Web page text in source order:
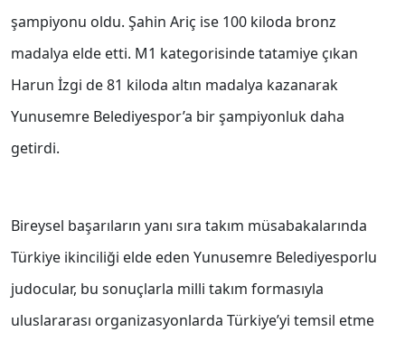
şampiyonu oldu. Şahin Ariç ise 100 kiloda bronz
madalya elde etti. M1 kategorisinde tatamiye çıkan
Harun İzgi de 81 kiloda altın madalya kazanarak
Yunusemre Belediyespor’a bir şampiyonluk daha
getirdi.
Bireysel başarıların yanı sıra takım müsabakalarında
Türkiye ikinciliği elde eden Yunusemre Belediyesporlu
judocular, bu sonuçlarla milli takım formasıyla
uluslararası organizasyonlarda Türkiye’yi temsil etme